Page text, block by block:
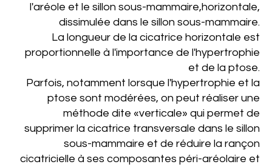
l'aréole et le sillon sous-mammaire,horizontale,
dissimulée dans le sillon sous-mammaire.
La longueur de la cicatrice horizontale est
proportionnelle à l'importance de l'hypertrophie
et de la ptose.
Parfois, notamment lorsque l'hypertrophie et la
ptose sont modérées, on peut réaliser une
méthode dite «verticale» qui permet de
supprimer la cicatrice transversale dans le sillon
sous-mammaire et de réduire la rançon
cicatricielle à ses composantes péri-aréolaire et